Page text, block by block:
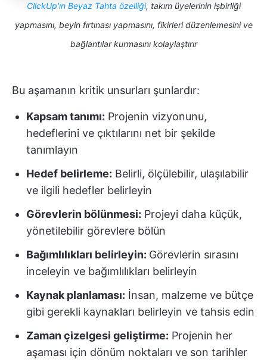
ClickUp'ın Beyaz Tahta özelliği, takım üyelerinin işbirliği
yapmasını, beyin fırtınası yapmasını, fikirleri düzenlemesini ve
bağlantılar kurmasını kolaylaştırır
Bu aşamanın kritik unsurları şunlardır:
Kapsam tanımı: Projenin vizyonunu,
hedeflerini ve çıktılarını net bir şekilde
tanımlayın
Hedef belirleme: Belirli, ölçülebilir, ulaşılabilir
ve ilgili hedefler belirleyin
Görevlerin bölünmesi: Projeyi daha küçük,
yönetilebilir görevlere bölün
Bağımlılıkları belirleyin: Görevlerin sırasını
inceleyin ve bağımlılıkları belirleyin
Kaynak planlaması: İnsan, malzeme ve bütçe
gibi gerekli kaynakları belirleyin ve tahsis edin
Zaman çizelgesi geliştirme: Projenin her
aşaması için dönüm noktaları ve son tarihler